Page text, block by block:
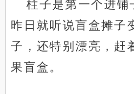
柱子是第一个进铺
昨日就听说盲盒摊子
子，还特别漂亮，赶
果盲盒。